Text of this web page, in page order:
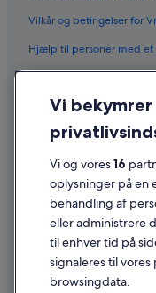
Vilkår og betingelser for
Hjælp til personer med et
Fortrolighed
Cookies
Generelle vilkår for brug
Juridiske oplysninger/
Retningslinjer for
Hjælp
Kontakt os
Vi
Vi og vores16
oplysninger på en
behandling af
eller administrere
til enhver tid på
signaleres til
browsingdata.